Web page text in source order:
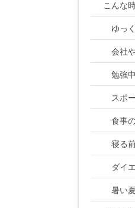
こんな
ゆっ
会社
勉強中
スポ
食事
寝る
ダイ
暑い夏